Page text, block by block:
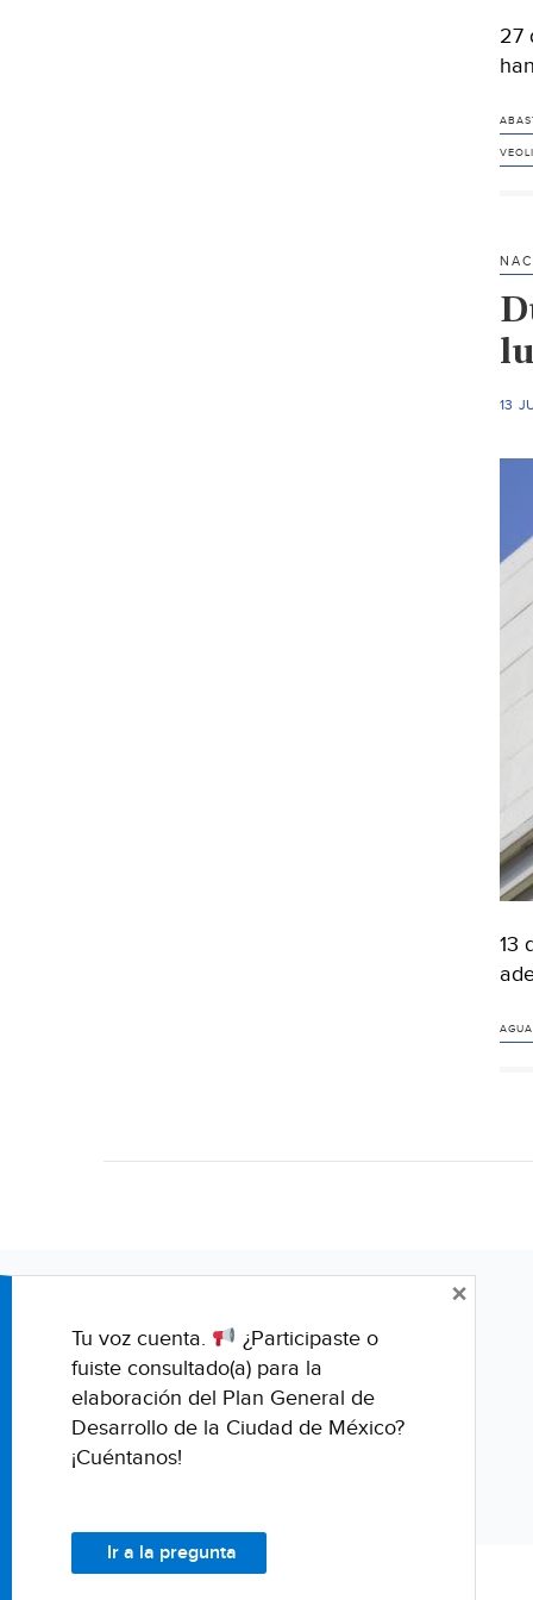
27
13
13
Tu voz cuenta.
¿Participaste o
fuiste consultado(a) para la
elaboración del Plan General de
Desarrollo de la Ciudad de México?
¡Cuéntanos!
Ir a la pregunta
×